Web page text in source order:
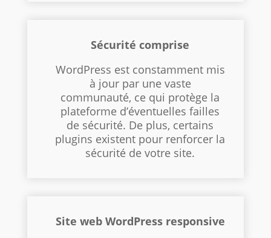
Sécurité comprise
WordPress est constamment mis
à jour par une vaste
communauté, ce qui protège la
plateforme d’éventuelles failles
de sécurité. De plus, certains
plugins existent pour renforcer la
sécurité de votre site.
Site web WordPress responsive